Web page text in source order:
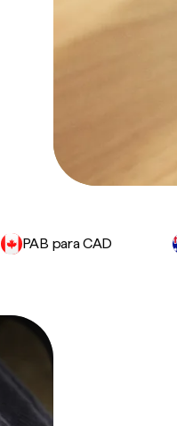
PAB para CAD